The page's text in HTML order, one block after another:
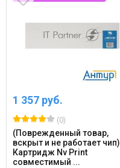
1 357 руб.
(0)
(Поврежденный товар,
вскрыт и не работает чип)
Картридж Nv Print
совместимый ...